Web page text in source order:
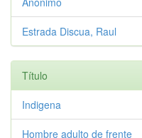
Estrada Discua, Raul
Título
Indigena
Hombre adulto de frente